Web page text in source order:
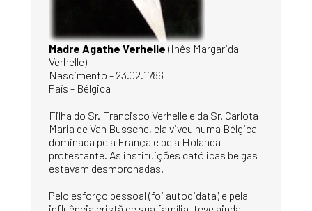
Madre Agathe Verhelle (Inês Margarida
Verhelle)
Nascimento - 23.02.1786
País - Bélgica
Filha do Sr. Francisco Verhelle e da Sr. Carlota
Maria de Van Bussche, ela viveu numa Bélgica
dominada pela França e pela Holanda
protestante. As instituições católicas belgas
estavam desmoronadas.
Pelo esforço pessoal (foi autodidata) e pela